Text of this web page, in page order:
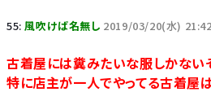
55:風吹けば名無し 2019/03/20(水)
古着屋には糞みたいな服しかない
特に店主が一人でやってる古着屋